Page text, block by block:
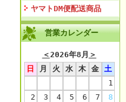
ヤマトDM便配送商品
営業カレンダー
＜2026年8月 ＞
日
月 火 水 木 金 土
1
2
3 4 5 6 7
8